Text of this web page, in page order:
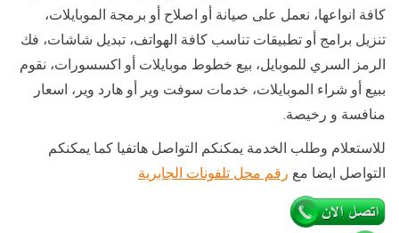
كافة انواعها، نعمل على صيانة أو اصلاح أو برمجة الموبايلات،
تنزيل برامج أو تطبيقات تناسب كافة الهواتف، تبديل شاشات، فك
الرمز السري للموبايل، بيع خطوط موبايلات أو اكسسورات، نقوم
ببيع أو شراء الموبايلات، خدمات سوفت وير أو هارد وير، اسعار
منافسة و رخيصة.
للاستعلام وطلب الخدمة يمكنكم التواصل هاتفيا كما يمكنكم
التواصل ايضا مع رقم محل تلفونات الجابرية